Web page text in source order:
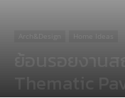
ย้อนรอยงานส
Thematic